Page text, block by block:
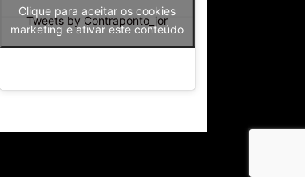
Tweets by Contraponto_jor
Clique para aceitar os cookies
marketing e ativar este conteúdo